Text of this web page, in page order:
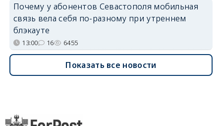
Почему у абонентов Севастополя мобильная
связь вела себя по-разному при утреннем
блэкауте
13:00 16 6455
Показать все новости